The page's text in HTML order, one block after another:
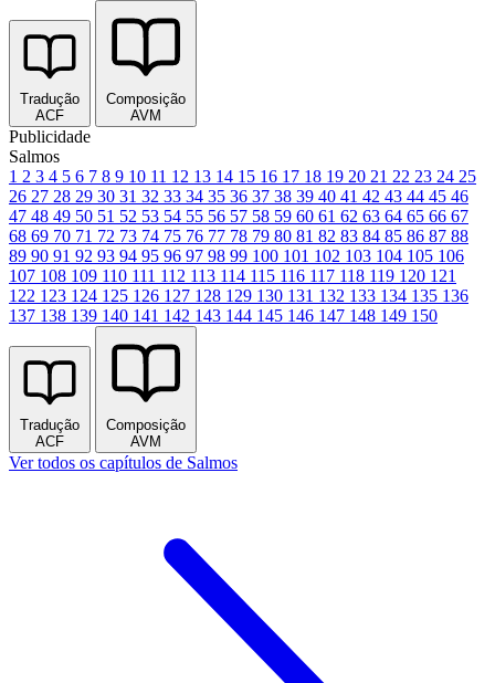
Tradução
ACF
Composição
AVM
Publicidade
Salmos
1 2 3 4 5 6 7 8 9 10 11 12 13 14 15 16 17 18 19 20 21 22 23 24 25
26 27 28 29 30 31 32 33 34 35 36 37 38 39 40 41 42 43 44 45 46
47 48 49 50 51 52 53 54 55 56 57 58 59 60 61 62 63 64 65 66 67
68 69 70 71 72 73 74 75 76 77 78 79 80 81 82 83 84 85 86 87 88
89 90 91 92 93 94 95 96 97 98 99 100 101 102 103 104 105 106
107 108 109 110 111 112 113 114 115 116 117 118 119 120 121
122 123 124 125 126 127 128 129 130 131 132 133 134 135 136
137 138 139 140 141 142 143 144 145 146 147 148 149 150
Tradução
ACF
Composição
AVM
Ver todos os capítulos de Salmos